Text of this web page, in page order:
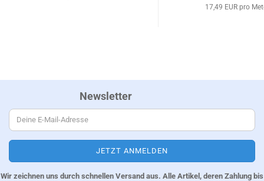
17,49 EUR pro
Newsletter
Wir zeichnen uns durch schnellen Versand aus. Alle Artikel, deren Zahlung bis